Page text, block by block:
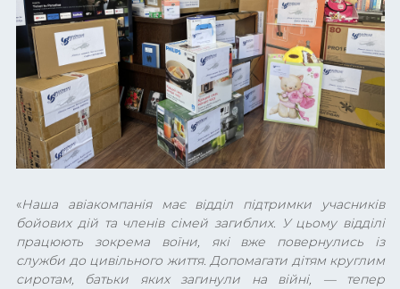
«Наша авіакомпанія має відділ підтримки учасників
бойових дій та членів сімей загиблих. У цьому відділі
працюють зокрема воїни, які вже повернулись із
служби до цивільного життя. Допомагати дітям круглим
сиротам, батьки яких загинули на війні, —тепер